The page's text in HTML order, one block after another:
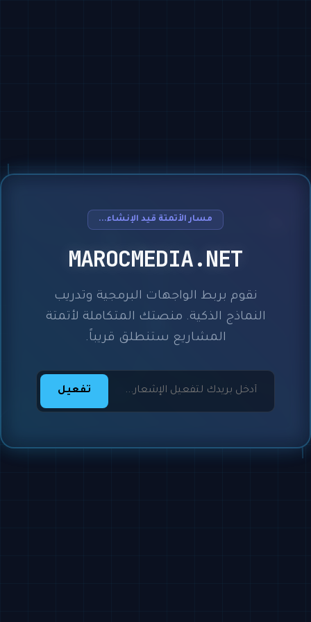
مسار الأتمتة قيد الإنشاء...
MAROCMEDIA.NET
نقوم بربط الواجهات البرمجية وتدريب
النماذج الذكية. منصتك المتكاملة لأتمتة
المشاريع ستنطلق قريباً.
تفعيل